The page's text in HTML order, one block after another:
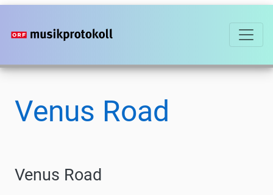
Direkt
zum
Venus Road
Venus Road